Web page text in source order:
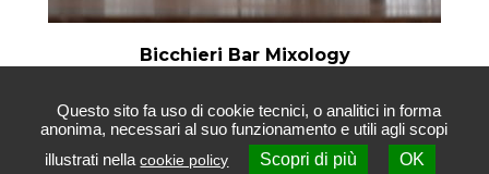
Bicchieri Bar Mixology
Contattaci
Questo sito fa uso di cookie tecnici, o analitici in forma
anonima, necessari al suo funzionamento e utili agli scopi
illustrati nellacookie policy Scopri di più OK